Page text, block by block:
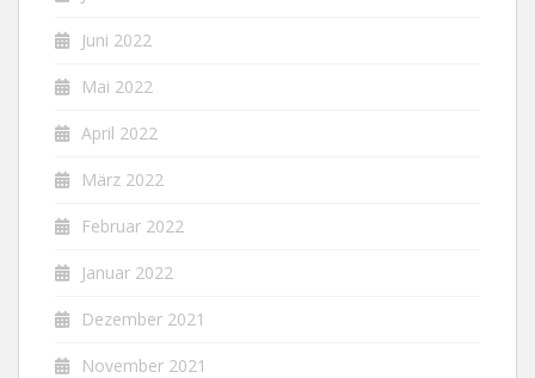
Juni 2022
Mai 2022
April 2022
März 2022
Februar 2022
Januar 2022
Dezember 2021
November 2021